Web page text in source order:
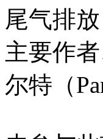
尾气排
主要作
尔特（